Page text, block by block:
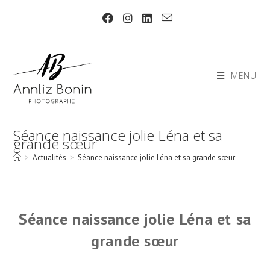
MENU
Séance naissance jolie Léna et sa
grande sœur
> Actualités > Séance naissance jolie Léna et sa grande sœur
Séance naissance jolie Léna et sa
grande sœur